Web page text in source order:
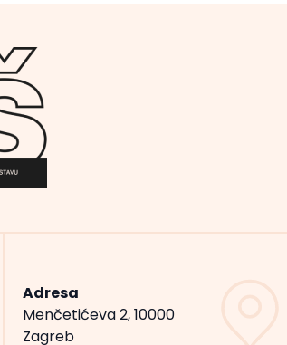
Adresa
Menčetićeva 2, 10000
Zagreb